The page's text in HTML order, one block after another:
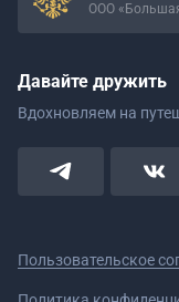
ООО
Давайте дружить
Вдохновляем на
Пользовательское